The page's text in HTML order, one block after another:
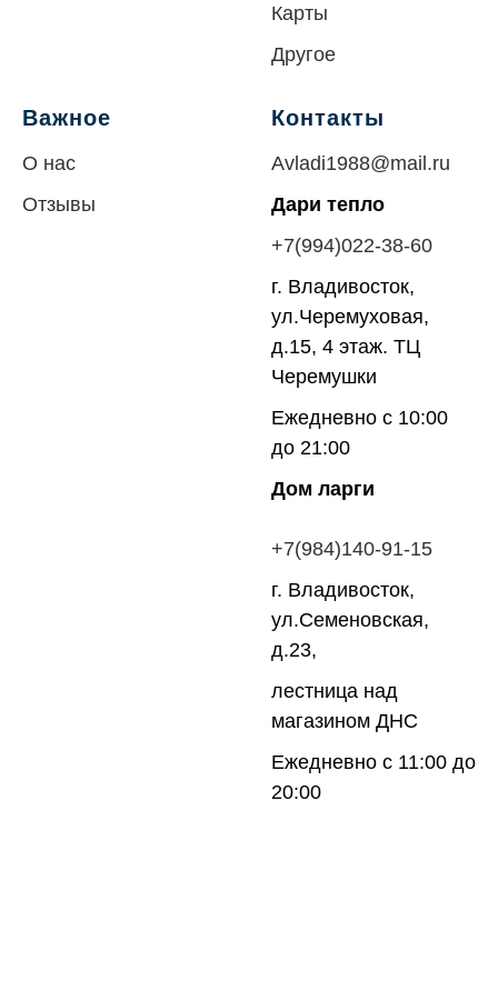
Карты
Другое
Важное
О нас
Отзывы
Контакты
Avladi1988@mail.ru
Дари тепло
+7(994)022-38-60
г. Владивосток,
ул.Черемуховая,
д.15, 4 этаж. ТЦ
Черемушки
Ежедневно с 10:00
до 21:00
Дом ларги
+7(984)140-91-15
г. Владивосток,
ул.Семеновская,
д.23,
лестница над
магазином ДНС
Ежедневно с 11:00 до
20:00